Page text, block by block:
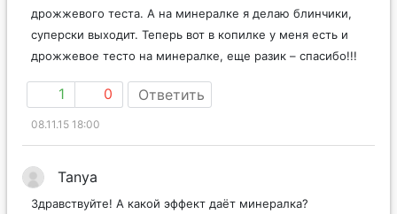
дрожжевого теста. А на минералке я делаю блинчики,
суперски выходит. Теперь вот в копилке у меня есть и
дрожжевое тесто на минералке, еще разик – спасибо!!!
1 0 Ответить
08.11.15 18:00
Tanya
Здравствуйте! А какой эффект даёт минералка?